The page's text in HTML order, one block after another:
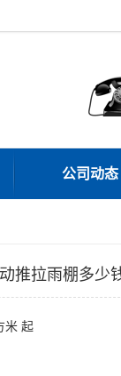
公司动态
推拉雨棚多少
米 起